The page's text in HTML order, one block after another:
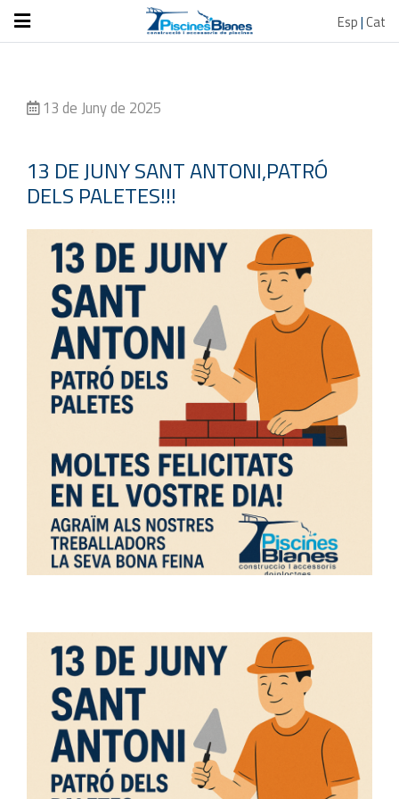
Esp|Cat
13 de Juny de 2025
13 DE JUNY SANT ANTONI,PATRÓ
DELS PALETES!!!